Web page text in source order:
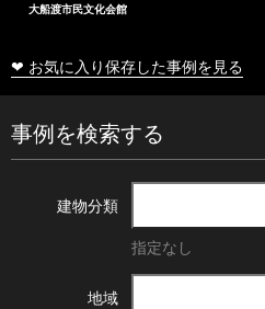
大船渡市民文化会館
❤ お気に入り保存した事例を見る
事例を検索する
建物分類
指定なし
地域